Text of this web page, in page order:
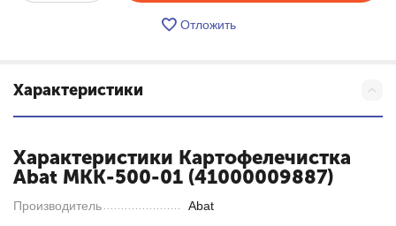
Отложить
Характеристики
Характеристики Картофелечистка
Abat МКК-500-01 (41000009887)
Производитель Abat